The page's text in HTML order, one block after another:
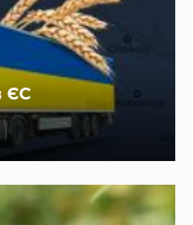
ЄС